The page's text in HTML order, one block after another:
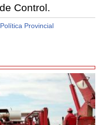
Control.
Política Provincial